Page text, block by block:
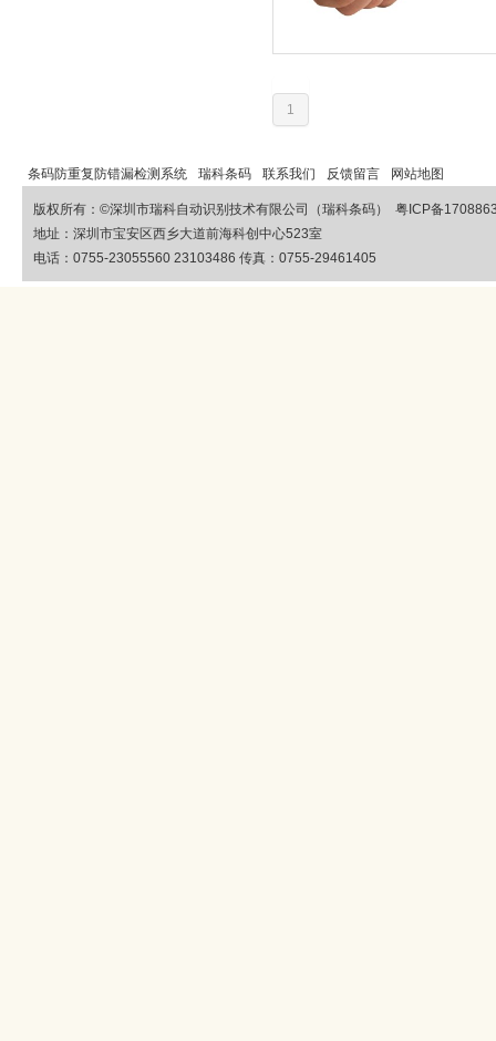
1
条码防重复防错漏检测系统 瑞科条码 联系我们 反馈留言 网站地图
版权所有：©深圳市瑞科自动识别技术有限公司（瑞科条码）
粤ICP备
地址：深圳市宝安区西乡大道前海科创中心523室
电话：0755-23055560 23103486 传真：0755-29461405